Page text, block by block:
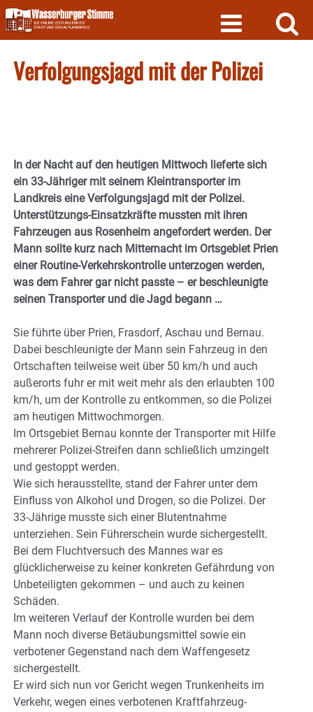
Skip
to
content
Verfolgungsjagd mit der Polizei
In der Nacht auf den heutigen Mittwoch lieferte sich
ein 33-Jähriger mit seinem Kleintransporter im
Landkreis eine Verfolgungsjagd mit der Polizei.
Unterstützungs-Einsatzkräfte mussten mit ihren
Fahrzeugen aus Rosenheim angefordert werden. Der
Mann sollte kurz nach Mitternacht im Ortsgebiet Prien
einer Routine-Verkehrskontrolle unterzogen werden,
was dem Fahrer gar nicht passte – er beschleunigte
seinen Transporter und die Jagd begann …
Sie führte über Prien, Frasdorf, Aschau und Bernau.
Dabei beschleunigte der Mann sein Fahrzeug in den
Ortschaften teilweise weit über 50 km/h und auch
außerorts fuhr er mit weit mehr als den erlaubten 100
km/h, um der Kontrolle zu entkommen, so die Polizei
am heutigen Mittwochmorgen.
Im Ortsgebiet Bernau konnte der Transporter mit Hilfe
mehrerer Polizei-Streifen dann schließlich umzingelt
und gestoppt werden.
Wie sich herausstellte, stand der Fahrer unter dem
Einfluss von Alkohol und Drogen, so die Polizei. Der
33-Jährige musste sich einer Blutentnahme
unterziehen. Sein Führerschein wurde sichergestellt.
Bei dem Fluchtversuch des Mannes war es
glücklicherweise zu keiner konkreten Gefährdung von
Unbeteiligten gekommen – und auch zu keinen
Schäden.
Im weiteren Verlauf der Kontrolle wurden bei dem
Mann noch diverse Betäubungsmittel sowie ein
verbotener Gegenstand nach dem Waffengesetz
sichergestellt.
Er wird sich nun vor Gericht wegen Trunkenheits im
Verkehr, wegen eines verbotenen Kraftfahrzeug-